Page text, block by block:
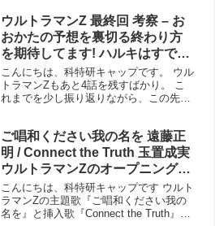
ウルトラマンZ 最終回 考察 – お
おかたの予想を裏切る終わり方
を期待してます! ハルキはすでに
第1話で死んでいるし、暴走フラ
グの立っているウルトロイドゼ
ロ ジャグラーも巨大化 – ここに
だ！
こんにちは、科特研キャップです。 ウル
トラマンZもあと4話を残すばかり。 こ
れまでを少し振り返りながら、この先の
これまでのウルトラマンシリーズとは異
なり、かなりメッセ...
ご唱和ください我の名を 遠藤正
明 / Connect the Truth 玉置成実
ウルトラマンZのオープニングと
エンディング曲から感じるジャ
グラス ジャグラーの影
こんにちは、科特研キャップです ウルト
ラマンZの主題歌『ご唱和ください我の
名を』と挿入歌『Connect the Truth』が